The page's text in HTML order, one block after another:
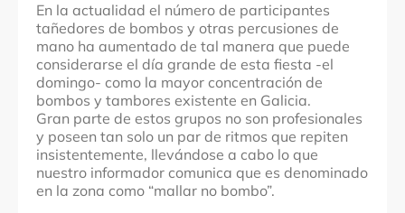
En la actualidad el número de participantes
tañedores de bombos y otras percusiones de
mano ha aumentado de tal manera que puede
considerarse el día grande de esta fiesta -el
domingo- como la mayor concentración de
bombos y tambores existente en Galicia.
Gran parte de estos grupos no son profesionales
y poseen tan solo un par de ritmos que repiten
insistentemente, llevándose a cabo lo que
nuestro informador comunica que es denominado
en la zona como “mallar no bombo”.